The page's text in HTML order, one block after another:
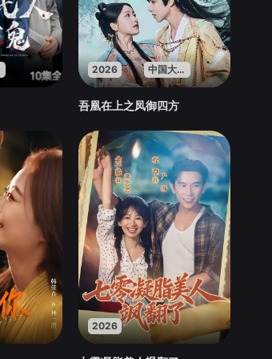
2026 中国大陆
吾凰在上之凤御四方
2026